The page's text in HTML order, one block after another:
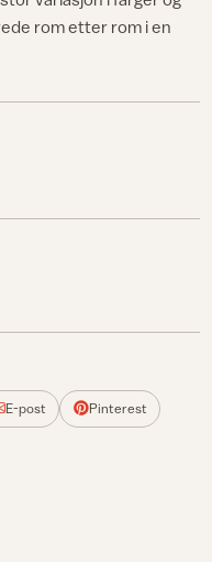
rom etter rom i en
E-post Pinterest